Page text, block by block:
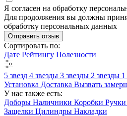
Я согласен на обработку
Для продолжения вы должны
обработку персональных данных
Отправить отзыв
Сортировать по:
Дате Рейтингу Полезности
5 звезд 4 звезды 3 звезды 2 звезды 1
Установка Доставка Вызвать
У нас также есть:
Доборы Наличники Коробки Ручки
Защелки Цилиндры Накладки